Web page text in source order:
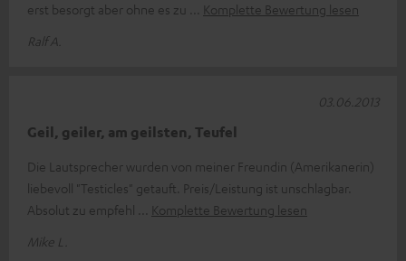
erst besorgt aber ohne es zu
Komplette Bewertung lesen
Ralf A.
Geil, geiler, am geilsten, Teufel
Die Lautsprecher wurden von meiner Freundin (Amerikanerin)
liebevoll "Testicles" getauft. Preis/Leistung ist unschlagbar.
Absolut zu empfehl
Komplette Bewertung lesen
Mike L.
03.06.2013